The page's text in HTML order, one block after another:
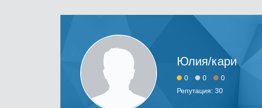
Юлия/кари
0 0
0
Репутация: 30